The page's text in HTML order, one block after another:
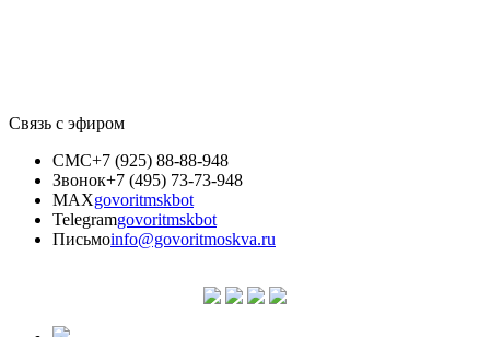
Связь с эфиром
СМС+7 (925) 88-88-948
Звонок+7 (495) 73-73-948
MAXgovoritmskbot
Telegramgovoritmskbot
Письмоinfo@govoritmoskva.ru